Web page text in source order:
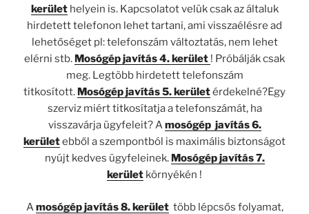
kerülethelyein is. Kapcsolatot velük csak az általuk
hirdetett telefonon lehet tartani, ami visszaélésre ad
lehetőséget pl: telefonszám változtatás, nem lehet
elérni stb. Mosógép javítás 4. kerület ! Próbálják csak
meg. Legtöbb hirdetett telefonszám
titkosított. Mosógép javítás 5. kerületérdekelné?Egy
szerviz miért titkosítatja a telefonszámát, ha
visszavárja ügyfeleit? Amosógép javítás 6.
kerületebből a szempontból is maximális biztonságot
nyújt kedves ügyfeleinek. Mosógép javítás 7.
kerület környékén !
Amosógép javítás 8. kerülettöbb lépcsős folyamat,